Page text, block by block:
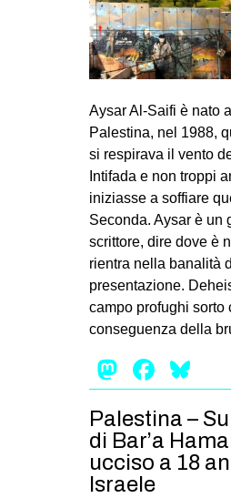
STUDENTI
ZAM
SPAZI
SPORT
DIRITTO
Aysar Al-Saifi è nato
Palestina, nel 1988,
si respirava il vento
Intifada e non troppi
iniziasse a soffiare
Seconda. Aysar è un
scrittore, dire dove è
rientra nella banalità
presentazione.
campo profughi sorto
conseguenza della
Palestina –
di Bar’a
ucciso a 18
Israele